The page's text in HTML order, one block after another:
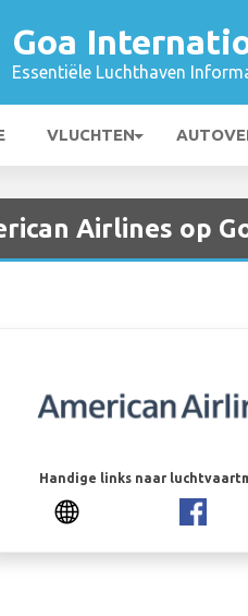
Goa
Essentiële Luchthaven
VLUCHTEN
Airlines op
Handige links naar